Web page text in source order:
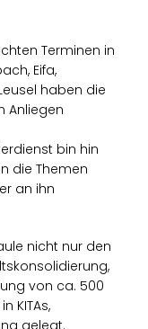
Terminen in
Eifa,
haben die
Anliegen
bin hin
die Themen
an ihn
nicht nur den
von ca. 500
KITAs,
gelegt.